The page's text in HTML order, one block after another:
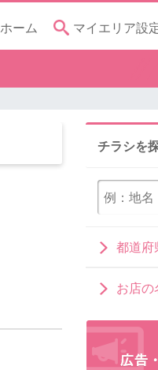
ホーム マイエリア設
チラシを
都道府
お店の